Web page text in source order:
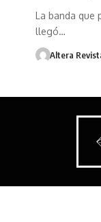
La banda que
llegó…
Altera